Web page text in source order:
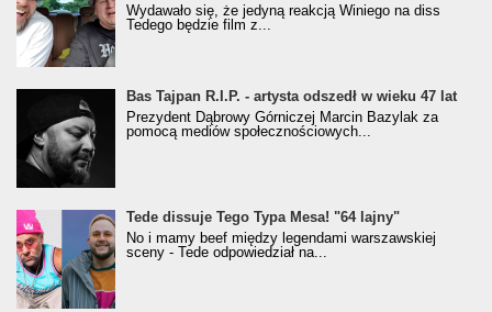
Wydawało się, że jedyną reakcją Winiego na diss
Tedego będzie film z...
Bas Tajpan R.I.P. - artysta odszedł w wieku 47 lat
Prezydent Dąbrowy Górniczej Marcin Bazylak za
pomocą mediów społecznościowych...
Tede dissuje Tego Typa Mesa! "64 lajny"
No i mamy beef między legendami warszawskiej
sceny - Tede odpowiedział na...